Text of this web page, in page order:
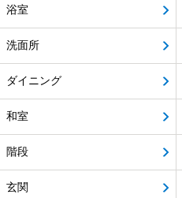
浴室
洗面所
ダイニング
和室
階段
玄関